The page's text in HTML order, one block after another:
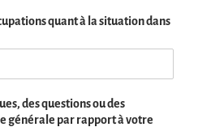
quant à la situation dans
des questions ou des
générale par rapport à votre